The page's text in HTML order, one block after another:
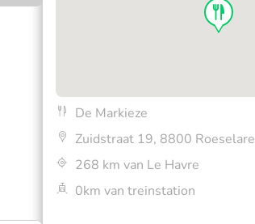
De Markieze
Zuidstraat 19, 8800 Roeselare
268 km van Le Havre
0km van treinstation